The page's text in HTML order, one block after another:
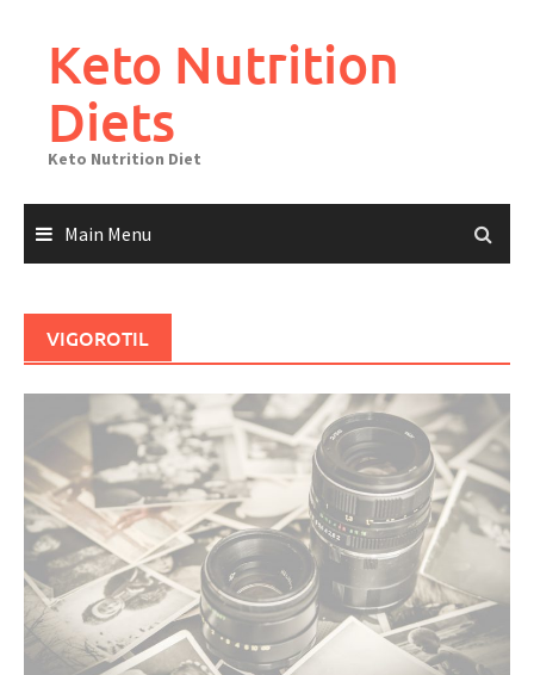
contentKeto Nutrition
Diets
Keto Nutrition Diet
Main Menu
VIGOROTIL